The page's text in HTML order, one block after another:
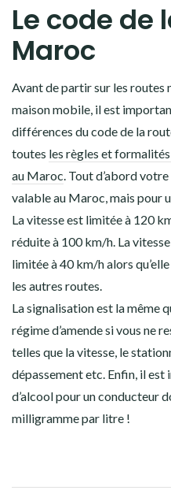
Le code de
Maroc
Avant de partir sur les routes
maison mobile, il est
différences du code de la
toutes les règles et
au Maroc. Tout d’abord
valable au Maroc, mais pour
La vitesse est limitée à 120
réduite à 100 km/h. La
limitée à 40 km/h alors
les autres routes.
La signalisation est la même
régime d’amende si vous ne
telles que la vitesse, le
dépassement etc. Enfin, il
d’alcool pour un conducteur
milligramme par litre !